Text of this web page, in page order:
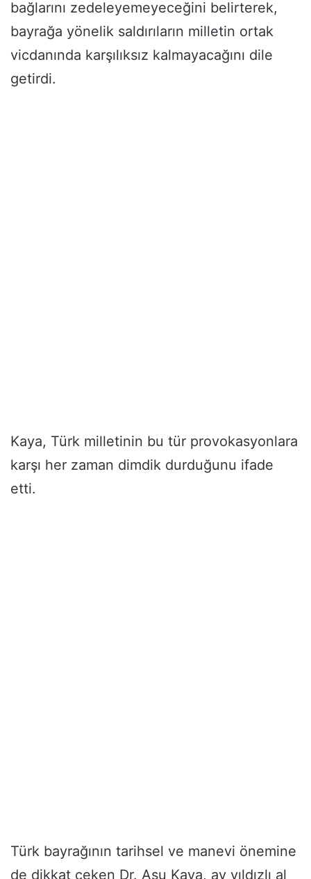
bağlarını zedeleyemeyeceğini belirterek,
bayrağa yönelik saldırıların milletin ortak
vicdanında karşılıksız kalmayacağını dile
getirdi.
Kaya, Türk milletinin bu tür provokasyonlara
karşı her zaman dimdik durduğunu ifade
etti.
Türk bayrağının tarihsel ve manevi önemine
de dikkat çeken Dr. Asu Kaya, ay yıldızlı al